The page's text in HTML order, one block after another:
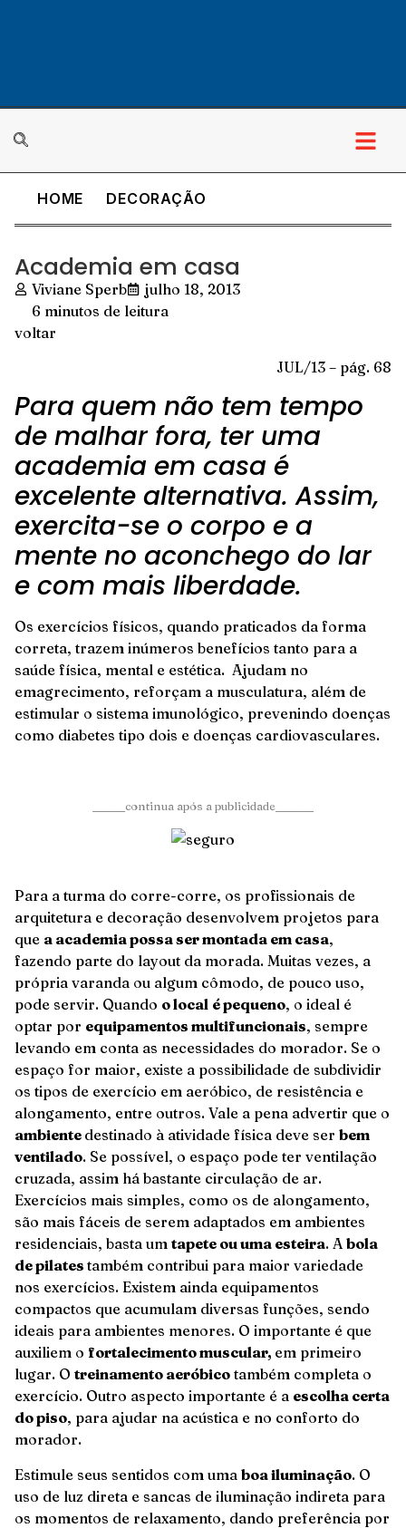
HOME DECORAÇÃO
Academia em casa
Viviane Sperb
julho 18, 2013
6 minutos de leitura
voltar
JUL/13 – pág. 68
Para quem não tem tempo
de malhar fora, ter uma
academia em casa é
excelente alternativa. Assim,
exercita-se o corpo e a
mente no aconchego do lar
e com mais liberdade.
Os exercícios físicos, quando praticados da forma
correta, trazem inúmeros benefícios tanto para a
saúde física, mental e estética. Ajudam no
emagrecimento, reforçam a musculatura, além de
estimular o sistema imunológico, prevenindo doenças
como diabetes tipo dois e doenças cardiovasculares.
______continua após a publicidade_______
Para a turma do corre-corre, os profissionais de
arquitetura e decoração desenvolvem projetos para
que a academia possa ser montada em casa,
fazendo parte do layout da morada. Muitas vezes, a
própria varanda ou algum cômodo, de pouco uso,
pode servir. Quando o local é pequeno, o ideal é
optar por equipamentos multifuncionais, sempre
levando em conta as necessidades do morador. Se o
espaço for maior, existe a possibilidade de subdividir
os tipos de exercício em aeróbico, de resistência e
alongamento, entre outros. Vale a pena advertir que o
ambiente destinado à atividade física deve ser bem
ventilado. Se possível, o espaço pode ter ventilação
cruzada, assim há bastante circulação de ar.
Exercícios mais simples, como os de alongamento,
são mais fáceis de serem adaptados em ambientes
residenciais, basta um tapete ou uma esteira. A bola
de pilates também contribui para maior variedade
nos exercícios. Existem ainda equipamentos
compactos que acumulam diversas funções, sendo
ideais para ambientes menores. O importante é que
auxiliem o fortalecimento muscular, em primeiro
lugar. O treinamento aeróbico também completa o
exercício. Outro aspecto importante é a escolha certa
do piso, para ajudar na acústica e no conforto do
morador.
Estimule seus sentidos com uma boa iluminação. O
uso de luz direta e sancas de iluminação indireta para
os momentos de relaxamento, dando preferência por